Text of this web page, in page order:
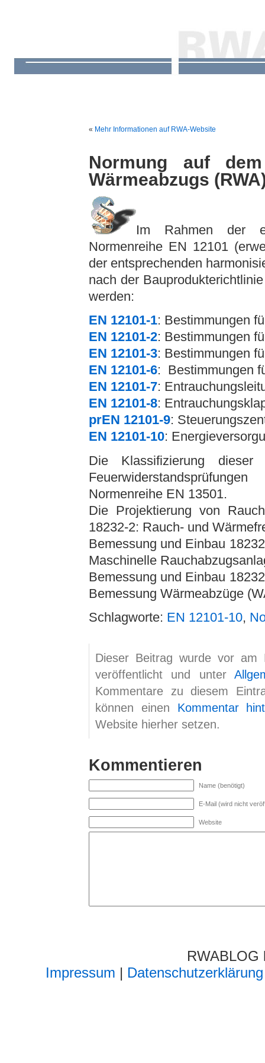
« Mehr Informationen auf RWA-Website
Normung auf
Wärmeabzugs
Im Rahmen der
Normenreihe EN 12101
der entsprechenden
nach der
werden:
EN 12101-1: Bestimmungen
EN 12101-2: Bestimmungen
EN 12101-3: Bestimmungen
EN 12101-6: Bestimmungen
EN 12101-7:
EN 12101-8:
prEN 12101-9:
EN 12101-10:
Die Klassifizierung
Normenreihe EN 13501.
Die Projektierung von
18232-2: Rauch- und
Bemessung und Einbau
Maschinelle
Bemessung und Einbau
Bemessung Wärmeabzüge
Schlagworte: EN 12101-10,
Dieser Beitrag wurde vor
veröffentlicht und unter
Kommentare zu diesem
können einen Kommentar
Website hierher setzen.
Kommentieren
Name (benötigt)
E-Mail (wird nicht
Website
Impressum | Datenschutzerklärung